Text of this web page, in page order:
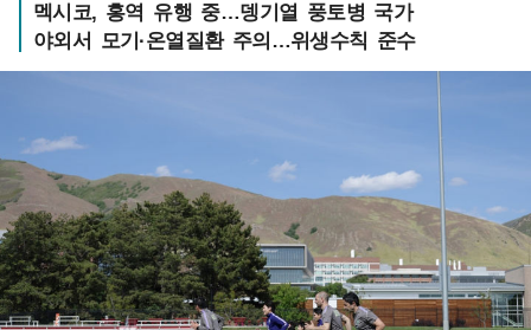
멕시코, 홍역 유행 중…뎅기열 풍토병 국가
야외서 모기·온열질환 주의…위생수칙 준수